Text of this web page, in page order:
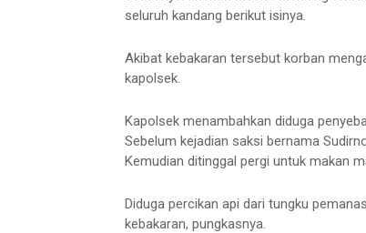
seluruh kandang berikut isinya.
Akibat kebakaran tersebut korban
kapolsek.
Kapolsek menambahkan diduga
Sebelum kejadian saksi bernama
Kemudian ditinggal pergi untuk makan
Diduga percikan api dari tungku
kebakaran, pungkasnya.